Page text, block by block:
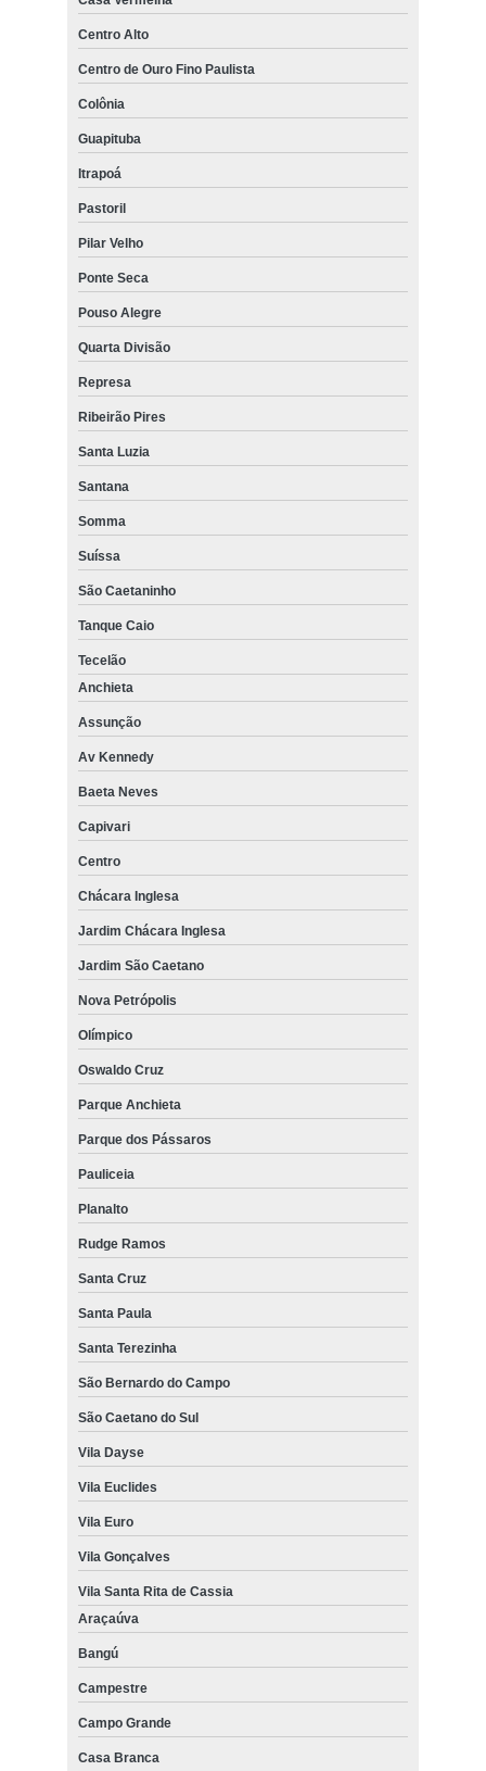
Centro Alto
Centro de Ouro Fino Paulista
Colônia
Guapituba
Itrapoá
Pastoril
Pilar Velho
Ponte Seca
Pouso Alegre
Quarta Divisão
Represa
Ribeirão Pires
Santa Luzia
Santana
Somma
Suíssa
São Caetaninho
Tanque Caio
Tecelão
Anchieta
Assunção
Av Kennedy
Baeta Neves
Capivari
Centro
Chácara Inglesa
Jardim Chácara Inglesa
Jardim São Caetano
Nova Petrópolis
Olímpico
Oswaldo Cruz
Parque Anchieta
Parque dos Pássaros
Pauliceia
Planalto
Rudge Ramos
Santa Cruz
Santa Paula
Santa Terezinha
São Bernardo do Campo
São Caetano do Sul
Vila Dayse
Vila Euclides
Vila Euro
Vila Gonçalves
Vila Santa Rita de Cassia
Araçaúva
Bangú
Campestre
Campo Grande
Casa Branca